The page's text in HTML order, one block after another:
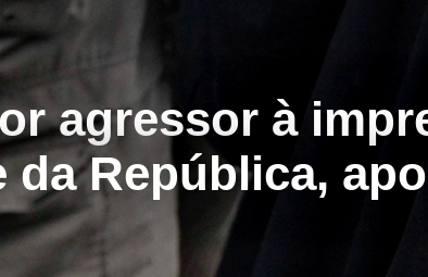
agressor à
da República,